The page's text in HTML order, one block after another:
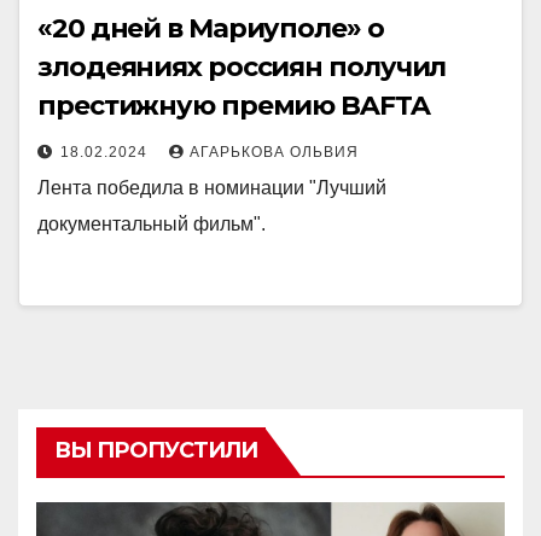
«20 дней в Мариуполе» о
злодеяниях россиян получил
престижную премию BAFTA
18.02.2024 АГАРЬКОВА ОЛЬВИЯ
Лента победила в номинации "Лучший
документальный фильм".
ВЫ ПРОПУСТИЛИ